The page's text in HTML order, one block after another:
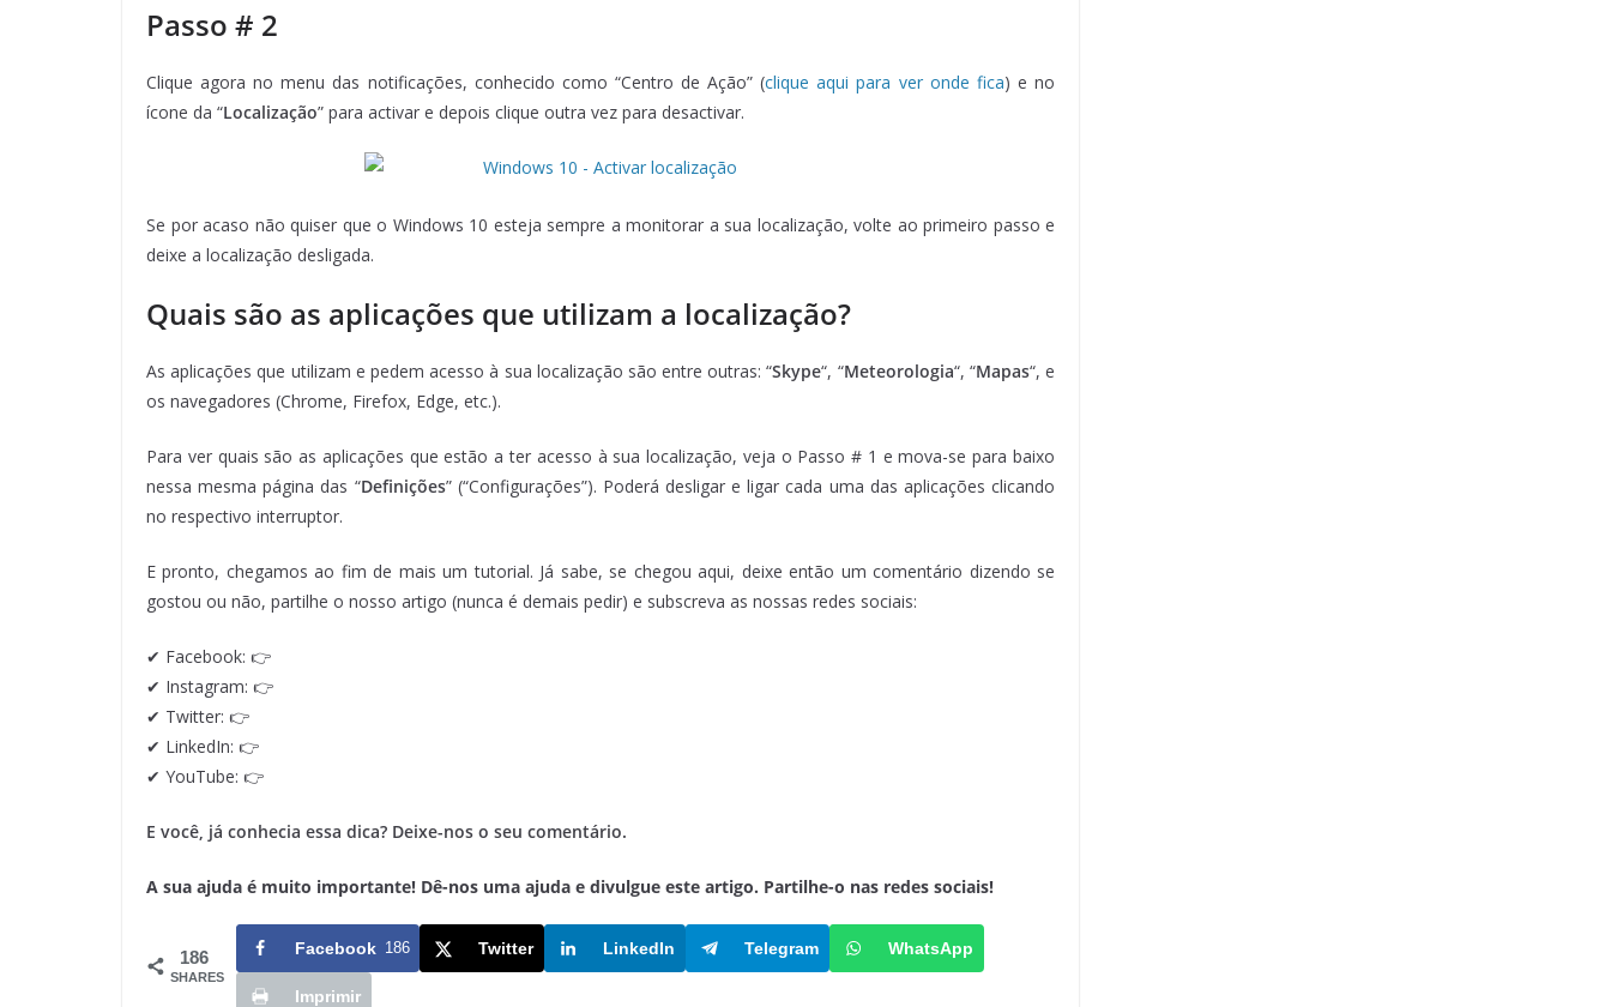
Passo # 2
Clique agora no menu das notificações, conhecido como “Centro de Ação” (clique aqui para ver onde fica) e no
ícone da “Localização” para activar e depois clique outra vez para desactivar.
Se por acaso não quiser que o Windows 10 esteja sempre a monitorar a sua localização, volte ao primeiro passo e
deixe a localização desligada.
Quais são as aplicações que utilizam a localização?
As aplicações que utilizam e pedem acesso à sua localização são entre outras: “Skype“, “Meteorologia“, “Mapas“, e
os navegadores (Chrome, Firefox, Edge, etc.).
Para ver quais são as aplicações que estão a ter acesso à sua localização, veja o Passo # 1 e mova-se para baixo
nessa mesma página das “Definições” (“Configurações”). Poderá desligar e ligar cada uma das aplicações clicando
no respectivo interruptor.
E pronto, chegamos ao fim de mais um tutorial. Já sabe, se chegou aqui, deixe então um comentário dizendo se
gostou ou não, partilhe o nosso artigo (nunca é demais pedir) e subscreva as nossas redes sociais:
✔ Facebook: 👉
✔ Instagram: 👉
✔ Twitter: 👉
✔ LinkedIn: 👉
✔ YouTube: 👉
E você, já conhecia essa dica? Deixe-nos o seu comentário.
A sua ajuda é muito importante! Dê-nos uma ajuda e divulgue este artigo. Partilhe-o nas redes sociais!
186
SHARES
Facebook 186 Twitter LinkedIn Telegram WhatsApp
Imprimir